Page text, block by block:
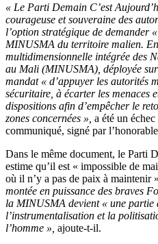
« Le Parti Demain C’est
courageuse et souveraine des
l’option stratégique de demander
MINUSMA du territoire malien.
multidimensionnelle intégrée des
au Mali (MINUSMA), déployée
mandat « d’appuyer les autorités
sécuritaire, à écarter les menaces
dispositions afin d’empêcher le
zones concernées », a été un
communiqué, signé par
Dans le même document, le Parti
estime qu’il est « impossible de
où il n’y a pas de paix à maintenir
montée en puissance des braves
la MINUSMA devient « une partie
l’instrumentalisation et la
l’homme », ajoute-t-il.